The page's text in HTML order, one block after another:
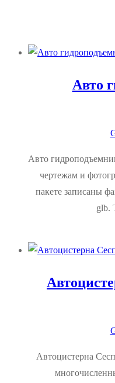
Авто
Авто
чертежам и
пакете записаны
glb.
Автоцистерна